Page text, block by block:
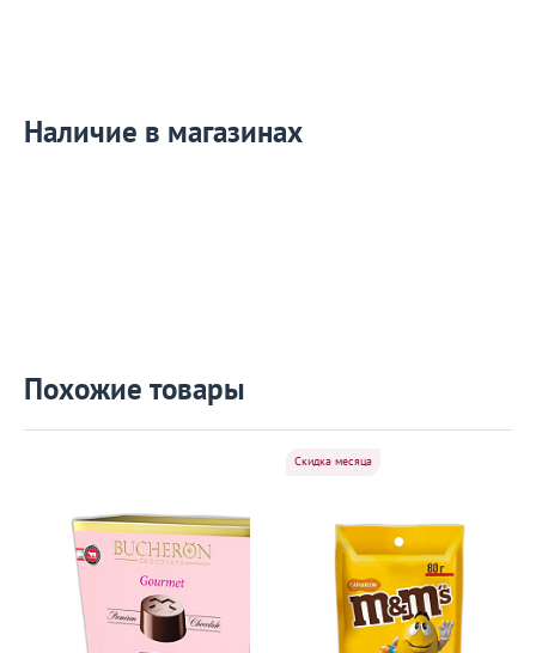
Наличие в магазинах
Похожие товары
Скидка месяца